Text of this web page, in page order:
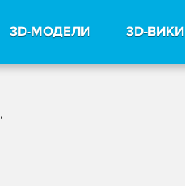
3D-МОДЕЛИ 3D-ВИКИ
,